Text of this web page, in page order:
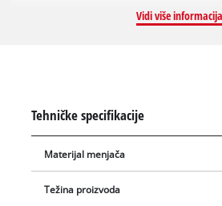
takođe pruža više snage i radi duže od
glavom od 6,35 mm. Fino podesiva
kojem želite da radite, tako da ni
nisu preopterećeni. Posebno za
Vidi više informacija
Tehničke specifikacije
Materijal menjača
Težina proizvoda